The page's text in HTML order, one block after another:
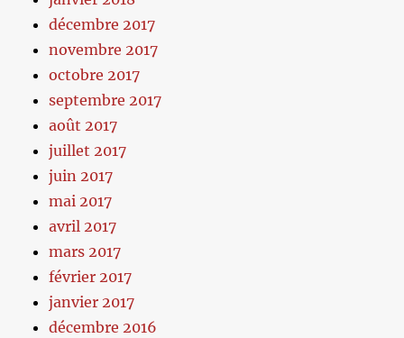
décembre 2017
novembre 2017
octobre 2017
septembre 2017
août 2017
juillet 2017
juin 2017
mai 2017
avril 2017
mars 2017
février 2017
janvier 2017
décembre 2016